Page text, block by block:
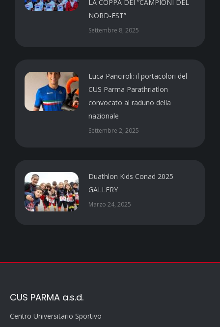
LA COPPA DEI “CAMPIONI DEL
NORD-EST”
Settembre 8, 2025
Luca Panciroli: il portacolori del
CUS Parma Parathriatlon
convocato al raduno della
nazionale
Settembre 2, 2025
Duathlon Kids Conad 2025
GALLERY
Marzo 24, 2025
CUS PARMA a.s.d.
Centro Universitario Sportivo